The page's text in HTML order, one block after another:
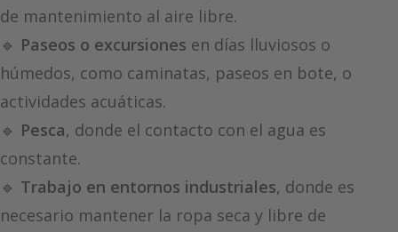
de mantenimiento al aire libre.
🔹 Paseos o excursiones en días lluviosos o
húmedos, como caminatas, paseos en bote, o
actividades acuáticas.
🔹 Pesca, donde el contacto con el agua es
constante.
🔹 Trabajo en entornos industriales, donde es
necesario mantener la ropa seca y libre de